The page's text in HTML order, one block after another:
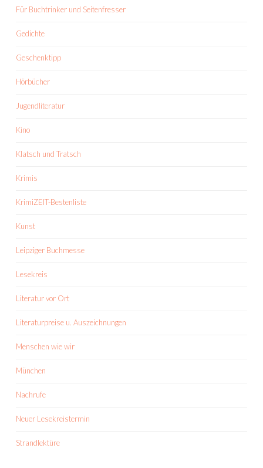
Für Buchtrinker und Seitenfresser
Gedichte
Geschenktipp
Hörbücher
Jugendliteratur
Kino
Klatsch und Tratsch
Krimis
KrimiZEIT-Bestenliste
Kunst
Leipziger Buchmesse
Lesekreis
Literatur vor Ort
Literaturpreise u. Auszeichnungen
Menschen wie wir
München
Nachrufe
Neuer Lesekreistermin
Strandlektüre